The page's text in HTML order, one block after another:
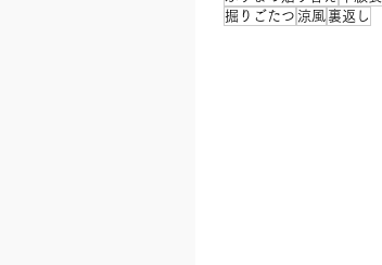
掘りごたつ 涼風 裏返し